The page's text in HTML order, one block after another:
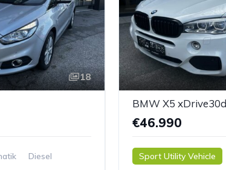
18
Diesel
€46.990
Sport Utility Vehicle